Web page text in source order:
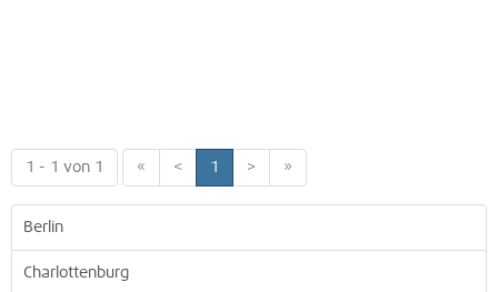
1 - 1 von 1 « < 1 > »
Berlin
Charlottenburg